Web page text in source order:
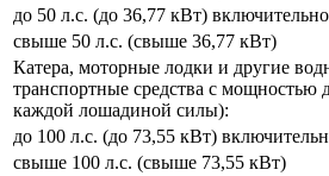
до 50 л.с. (до 36,77 кВт) включительно
свыше 50 л.с. (свыше 36,77 кВт)
Катера, моторные лодки и другие
транспортные средства с мощностью
каждой лошадиной силы):
до 100 л.с. (до 73,55 кВт)
свыше 100 л.с. (свыше 73,55 кВт)